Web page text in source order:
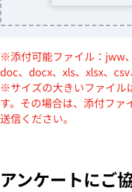
※添付可能ファイル：jww
doc、docx、xls、xlsx、
※サイズの大きいファイル
す。その場合は、添付ファ
送信ください。
アンケートにご